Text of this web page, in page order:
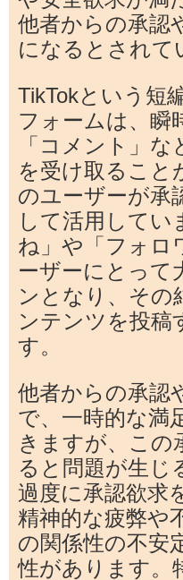
他者からの承認
になるとされて
TikTokという短
フォームは、瞬
「コメント」
を受け取ること
のユーザーが承
して活用してい
ね」や「フォロ
ーザーにとって
ンとなり、その
ンテンツを投稿
す。
他者からの承認
で、一時的な満
きますが、この
ると問題が生じ
過度に承認欲求
精神的な疲弊や
の関係性の不安
性があります。